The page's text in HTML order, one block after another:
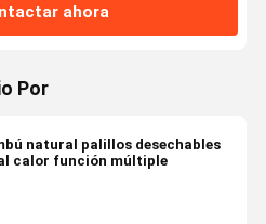
ahora
Por
natural palillos desechables
calor función múltiple